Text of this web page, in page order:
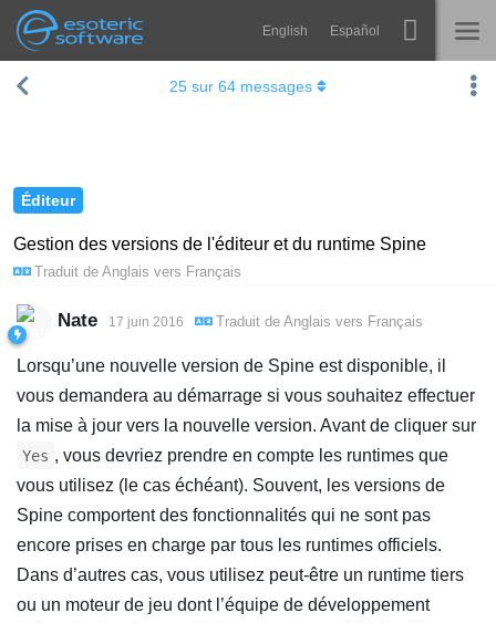
Esoteric Software
Navigation English Español
ACCUEIL Spine
Apprendre
FAQ
Tester
Acheter
Éditeur
Gestion des versions de l'éditeur et du runtime Spine
Traduit de Anglais vers Français
25 sur 64 messages
Nate 17 juin 2016 Traduit de Anglais vers Français
Lorsqu’une nouvelle version de Spine est disponible, il
vous demandera au démarrage si vous souhaitez effectuer
la mise à jour vers la nouvelle version. Avant de cliquer sur
Yes , vous devriez prendre en compte les runtimes que
vous utilisez (le cas échéant). Souvent, les versions de
Spine comportent des fonctionnalités qui ne sont pas
encore prises en charge par tous les runtimes officiels.
Dans d’autres cas, vous utilisez peut-être un runtime tiers
ou un moteur de jeu dont l’équipe de développement